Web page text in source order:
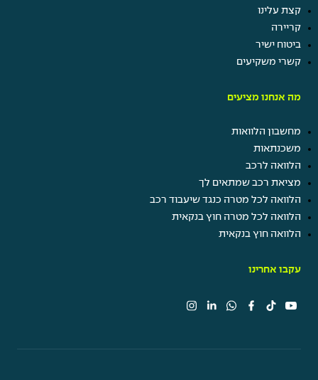
קצת עלינו
קריירה
ביטוח ישיר
קשרי משקיעים
מה אנחנו מציעים
מחשבון הלוואות
משכנתאות
הלוואה לרכב
מציאת רכב שמתאים לך
הלוואה לכל מטרה כנגד שיעבוד רכב
הלוואה לכל מטרה חוץ בנקאית
הלוואה חוץ בנקאית
עקבו אחרינו